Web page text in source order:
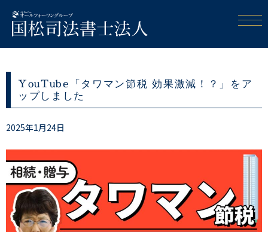
YouTube「タワマン節税 効果激減！？」をア
ップしました
2025年1月24日